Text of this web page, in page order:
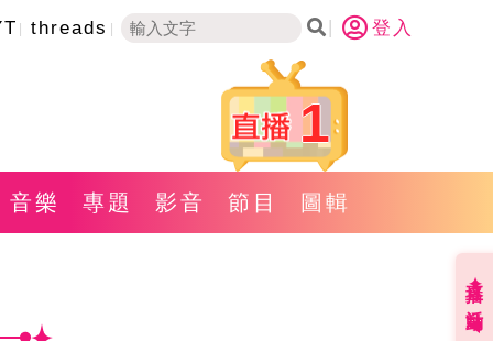
threads 登入
1
音樂 專題 影音 節目 圖輯
直播✦活動